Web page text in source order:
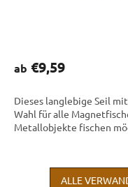
ab €9,59
Dieses langlebige Seil
Wahl für alle
Metallobjekte fischen
ALLE